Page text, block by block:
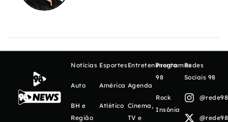
Notícias
Auto
BH e
Região
Esportes
América
Atlético
Entretenimento
Agenda
Cinema,
TV e
Programas
98
Rock
Insônia
Redes
Sociais 98